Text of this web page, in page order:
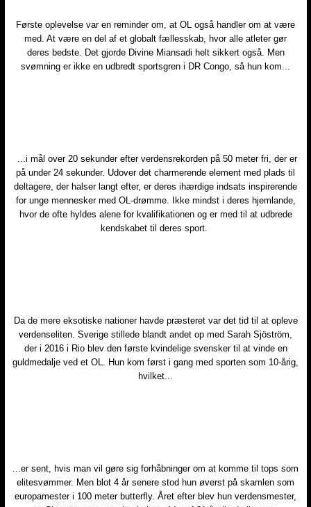
Første oplevelse var en reminder om, at OL også handler om at være
med. At være en del af et globalt fællesskab, hvor alle atleter gør
deres bedste. Det gjorde Divine Miansadi helt sikkert også. Men
svømning er ikke en udbredt sportsgren i DR Congo, så hun kom...​
...i mål over 20 sekunder efter verdensrekorden på 50 meter fri, der er
på under 24 sekunder. Udover det charmerende element med plads til
deltagere, der halser langt efter, er deres ihærdige indsats inspirerende
for unge mennesker med OL-drømme. Ikke mindst i deres hjemlande,
hvor de ofte hyldes alene for kvalifikationen og er med til at udbrede
kendskabet til deres sport.
Da de mere eksotiske nationer havde præsteret var det tid til at opleve
verdenseliten. Sverige stillede blandt andet op med Sarah Sjöström,
der i 2016 i Rio blev den første kvindelige svensker til at vinde en
guldmedalje ved et OL. Hun kom først i gang med sporten som 10-årig,
hvilket...
...er sent, hvis man vil gøre sig forhåbninger om at komme til tops som
elitesvømmer. Men blot 4 år senere stod hun øverst på skamlen som
europamester i 100 meter butterfly. Året efter blev hun verdensmester,